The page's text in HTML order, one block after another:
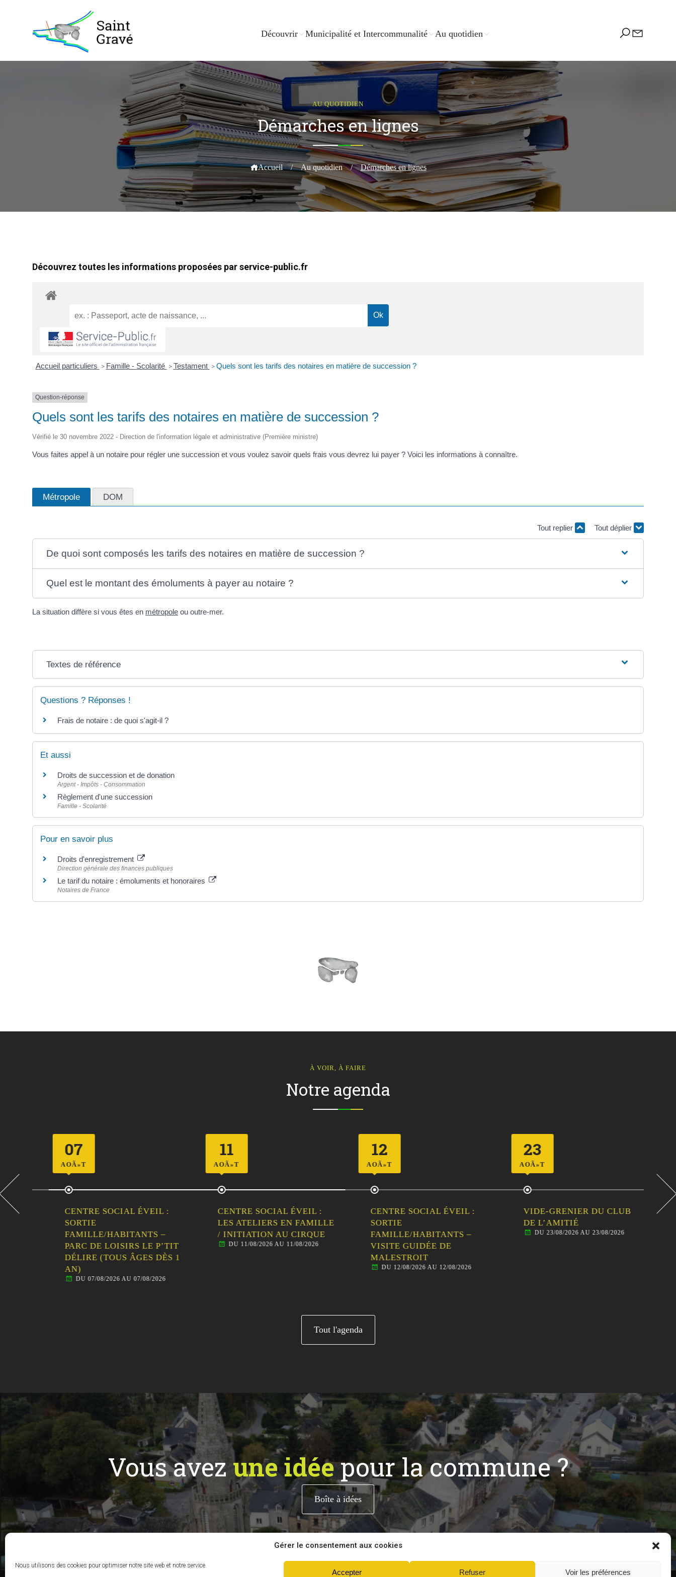
Gérer le consentement aux cookies
Nous utilisons des cookies pour optimiser notre site web et notre service.
Accepter Refuser Voir les préférences
Découvrir Municipalité et Intercommunalité Au quotidien
AU QUOTIDIEN
Démarches en lignes
Accueil / Au quotidien / Démarches en lignes
Découvrez toutes les informations proposées par service-public.fr
Accueil particuliers > Famille - Scolarité > Testament > Quels sont les tarifs des notaires en matière de succession ?
Question-réponse
Quels sont les tarifs des notaires en matière de succession ?
Vérifié le 30 novembre 2022 - Direction de l'information légale et administrative (Première ministre)
Vous faites appel à un notaire pour régler une succession et vous voulez savoir quels frais vous devrez lui payer ? Voici les informations à connaître.
Métropole DOM
Tout replier Tout déplier
De quoi sont composés les tarifs des notaires en matière de succession ?
Quel est le montant des émoluments à payer au notaire ?
La situation diffère si vous êtes en métropole ou outre-mer.
Textes de référence
Questions ? Réponses !
Frais de notaire : de quoi s'agit-il ?
Et aussi
Droits de succession et de donation
Argent - Impôts - Consommation
Règlement d'une succession
Famille - Scolarité
Pour en savoir plus
Droits d'enregistrement
Direction générale des finances publiques
Le tarif du notaire : émoluments et honoraires
Notaires de France
À VOIR, À FAIRE
Notre agenda
07
AOÃ»T
CENTRE SOCIAL ÉVEIL :
SORTIE
FAMILLE/HABITANTS –
PARC DE LOISIRS LE P’TIT
DÉLIRE (TOUS ÂGES DÈS 1
AN)
DU 07/08/2026 AU 07/08/2026
AOÃ»T
CENTRE SOCIAL ÉVEIL :
LES ATELIERS EN FAMILLE
/ INITIATION AU CIRQUE
DU 11/08/2026 AU 11/08/2026
AOÃ»T
CENTRE SOCIAL ÉVEIL :
SORTIE
FAMILLE/HABITANTS –
VISITE GUIDÉE DE
MALESTROIT
DU 12/08/2026 AU 12/08/2026
23
AOÃ»T
VIDE-GRENIER DU CLUB
DE L’AMITIÉ
DU 23/08/2026 AU 23/08/2026
Tout l'agenda
Vous avezune idéepour la commune ?
Boîte à idées